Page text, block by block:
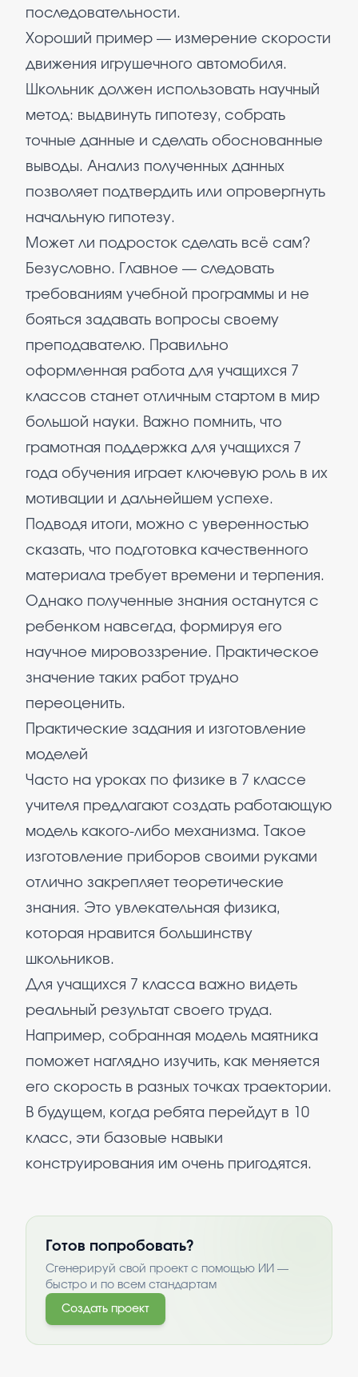
последовательности.
Хороший пример — измерение скорости
движения игрушечного автомобиля.
Школьник должен использовать научный
метод: выдвинуть гипотезу, собрать
точные данные и сделать обоснованные
выводы. Анализ полученных данных
позволяет подтвердить или опровергнуть
начальную гипотезу.
Может ли подросток сделать всё сам?
Безусловно. Главное — следовать
требованиям учебной программы и не
бояться задавать вопросы своему
преподавателю. Правильно
оформленная работа для учащихся 7
классов станет отличным стартом в мир
большой науки. Важно помнить, что
грамотная поддержка для учащихся 7
года обучения играет ключевую роль в их
мотивации и дальнейшем успехе.
Подводя итоги, можно с уверенностью
сказать, что подготовка качественного
материала требует времени и терпения.
Однако полученные знания останутся с
ребенком навсегда, формируя его
научное мировоззрение. Практическое
значение таких работ трудно
переоценить.
Практические задания и изготовление
моделей
Часто на уроках по физике в 7 классе
учителя предлагают создать работающую
модель какого-либо механизма. Такое
изготовление приборов своими руками
отлично закрепляет теоретические
знания. Это увлекательная физика,
которая нравится большинству
школьников.
Для учащихся 7 класса важно видеть
реальный результат своего труда.
Например, собранная модель маятника
поможет наглядно изучить, как меняется
его скорость в разных точках траектории.
В будущем, когда ребята перейдут в 10
класс, эти базовые навыки
конструирования им очень пригодятся.
Готов попробовать?
Сгенерируй свой проект с помощью ИИ —
быстро и по всем стандартам
Создать проект